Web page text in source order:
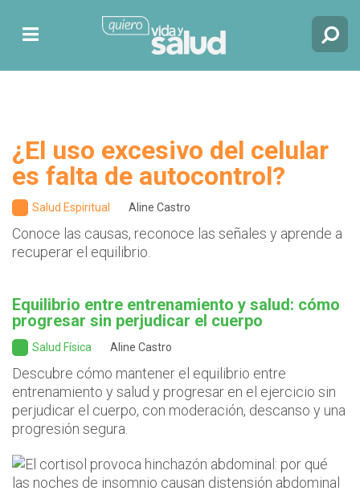
¿El uso excesivo del celular
es falta de autocontrol?
Salud Espiritual Aline Castro
Conoce las causas, reconoce las señales y aprende a
recuperar el equilibrio.
Equilibrio entre entrenamiento y salud: cómo
progresar sin perjudicar el cuerpo
Salud Física Aline Castro
Descubre cómo mantener el equilibrio entre
entrenamiento y salud y progresar en el ejercicio sin
perjudicar el cuerpo, con moderación, descanso y una
progresión segura.